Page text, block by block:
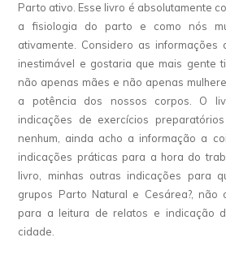
Parto ativo. Esse livro é absolutamente
a fisiologia do parto e como nós
ativamente. Considero as informações
inestimável e gostaria que mais gente
não apenas mães e não apenas
a potência dos nossos corpos. O
indicações de exercícios
nenhum, ainda acho a informação a
indicações práticas para a hora do
livro, minhas outras indicações para
grupos Parto Natural e Cesárea?, não
para a leitura de relatos e indicação
cidade.